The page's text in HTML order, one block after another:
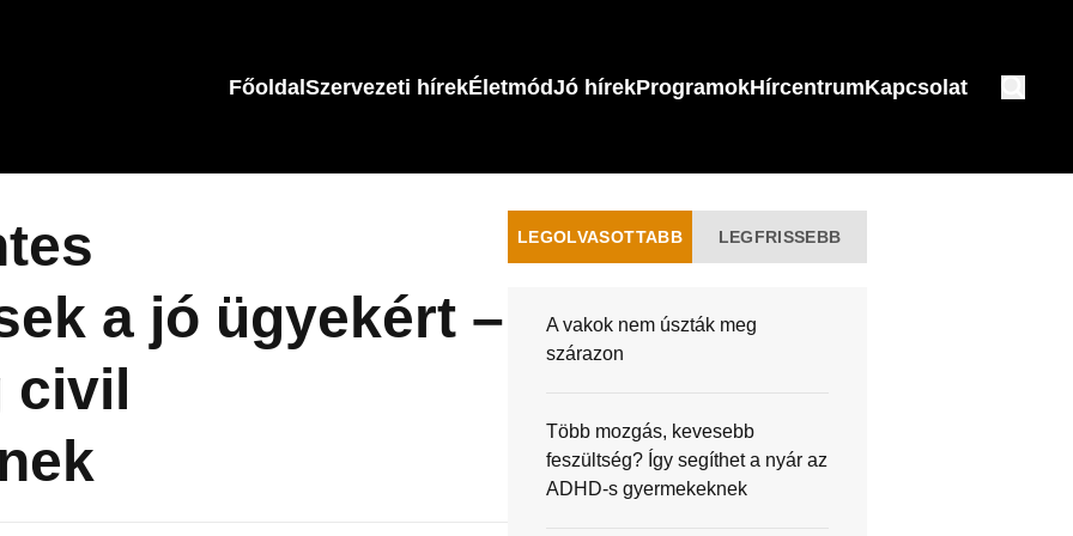
FőoldalSzervezeti hírekÉletmódJó hírekProgramokHírcentrumKapcsolat
a jó ügyekért –
civil
LEGOLVASOTTABB LEGFRISSEBB
A vakok nem úszták meg
szárazon
Több mozgás, kevesebb
feszültség? Így segíthet a nyár az
ADHD-s gyermekeknek